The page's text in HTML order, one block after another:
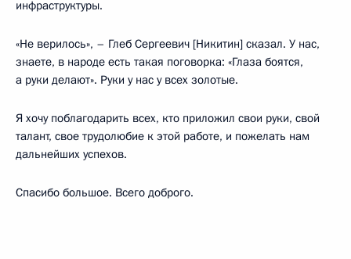
инфраструктуры.
«Не верилось», – Глеб Сергеевич [Никитин] сказал. У нас,
знаете, в народе есть такая поговорка: «Глаза боятся,
а руки делают». Руки у нас у всех золотые.
Я хочу поблагодарить всех, кто приложил свои руки, свой
талант, свое трудолюбие к этой работе, и пожелать нам
дальнейших успехов.
Спасибо большое. Всего доброго.